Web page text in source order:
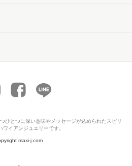
ひとつに深い意味やメッセージが込められたスピリ
ワイアンジュエリーです。
maxi-j.com